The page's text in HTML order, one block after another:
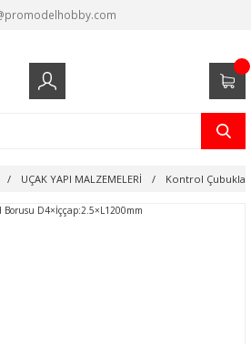
UÇAK YAPI MALZEMELERİ Kontrol